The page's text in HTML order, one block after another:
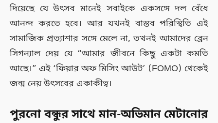
দিয়েছে যে উৎসব মানেই সবাইকে একসঙ্গে দল বেঁধে
আনন্দ করতে হবে। আর যখনই বাস্তব পরিস্থিতি এই
সামাজিক প্রত্যাশার সঙ্গে মেলে না, তখনই আমাদের ব্রেন
সিগন্যাল দেয় যে “আমার জীবনে কিছু একটা কমতি
আছে।” এই ‘ফিয়ার অফ মিসিং আউট’ (FOMO) থেকেই
জন্ম নেয় উৎসবের একাকীত্ব।
পুরনো বন্ধুর সাথে মান-অভিমান মেটানোর